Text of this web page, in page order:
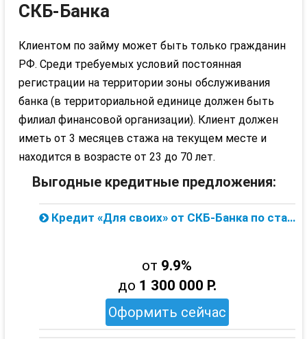
СКБ-Банка
Клиентом по займу может быть только гражданин
РФ. Среди требуемых условий постоянная
регистрации на территории зоны обслуживания
банка (в территориальной единице должен быть
филиал финансовой организации). Клиент должен
иметь от 3 месяцев стажа на текущем месте и
находится в возрасте от 23 до 70 лет.
Выгодные кредитные предложения:
Кредит «Для своих» от СКБ-Банка по ставке 9.9% — онлайн заявка
от 9.9%
до 1 300 000 Р.
Оформить сейчас